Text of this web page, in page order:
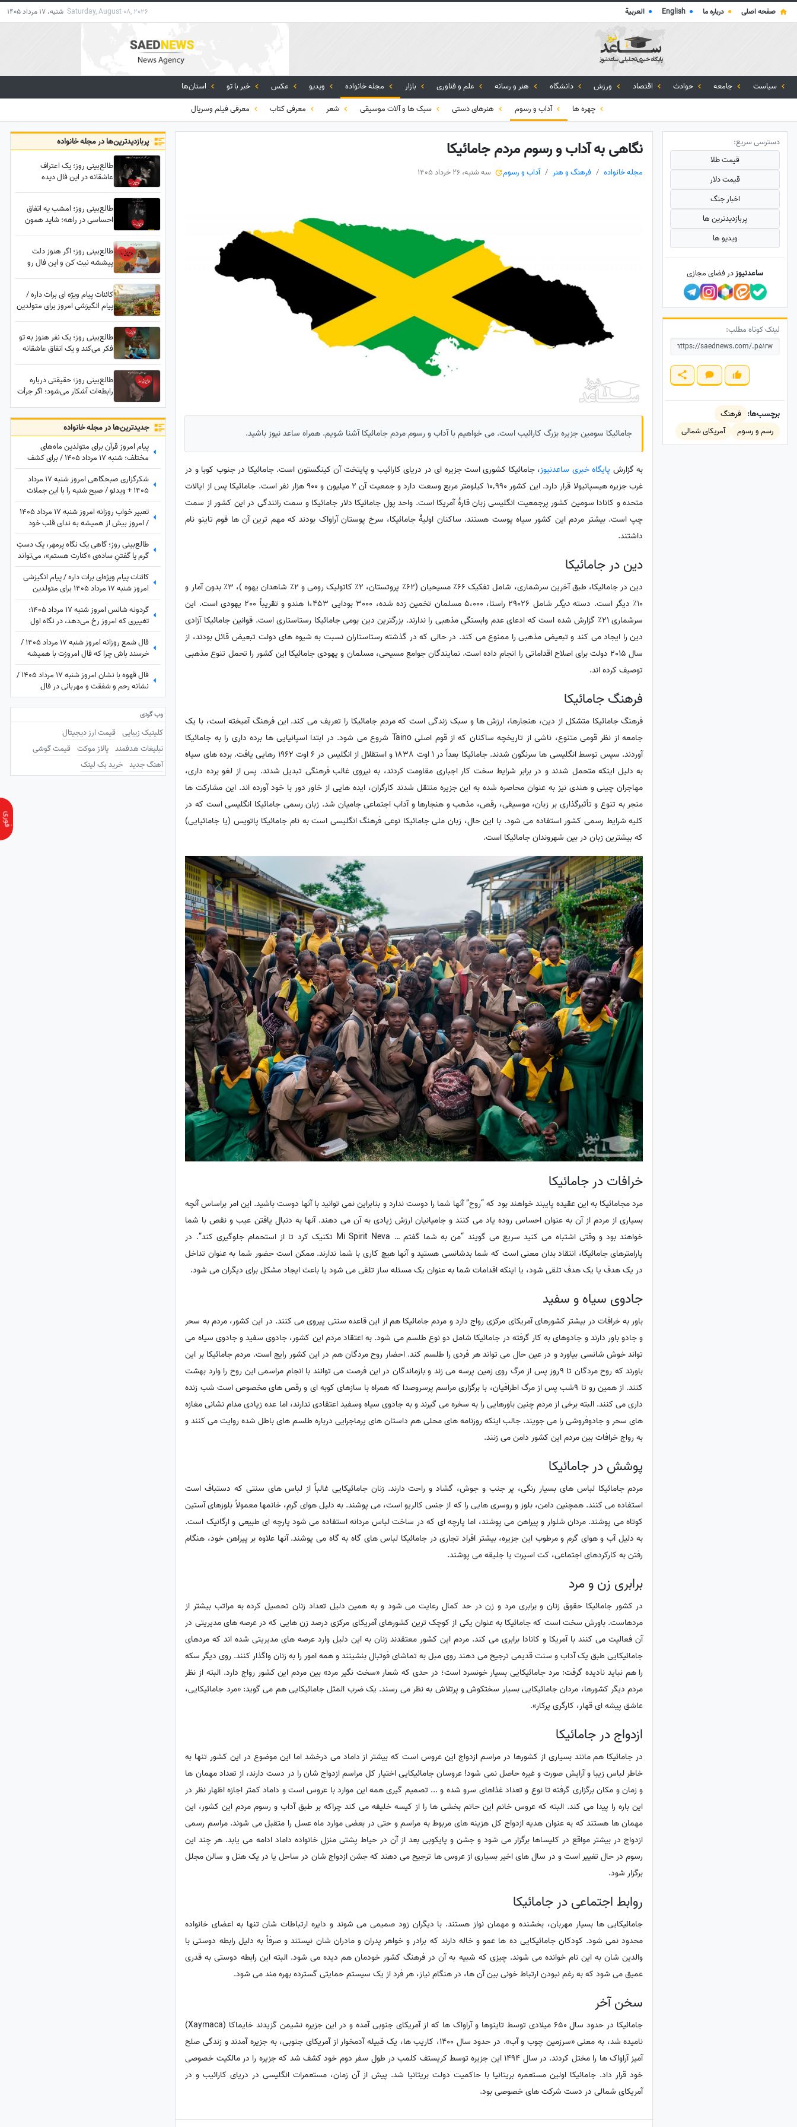
صفحه اصلی ● درباره ما ●
English
● العربية Saturday, August 08, 2026 شنبه، 17 مرداد 1405
سیاست جامعه حوادث اقتصاد ورزش دانشگاه هنر و رسانه علم و فناوری بازار مجله خانواده ویدیو عکس خبر با تو
استان‌ها
چهره ها
آداب و رسوم هنرهای دستی سبک ها و آلات موسیقی شعر معرفی کتاب معرفی فیلم وسریال
نگاهی به آداب و رسوم مردم جامائیکا
مجله خانواده فرهنگ و هنر آداب و رسوم سه شنبه، 26 خرداد 1405
جامائیکا سومین جزیره بزرگ کارائیب است. می خواهیم با آداب و رسوم مردم جامائیکا آشنا شویم. همراه ساعد نیوز باشید.
به گزارش پایگاه خبری ساعدنیوز،‌ جامائیکا کشوری است جزیره ای در دریای کارائیب و پایتخت آن کینگستون است. جامائیکا در جنوب کوبا و در
غرب جزیره هیسپانیولا قرار دارد. این کشور 10٬990 کیلومتر مربع وسعت دارد و جمعیت آن 2 میلیون و 900 هزار نفر است. جامائیکا پس از ایالات
متحده و کانادا سومین کشور پرجمعیت انگلیسی زبان قارهٔ آمریکا است. واحد پول جامائیکا دلار جامائیکا و سمت رانندگی در این کشور از سمت
چپ است. بیشتر مردم این کشور سیاه پوست هستند. ساکنان اولیهٔ جامائیکا، سرخ پوستان آراواک بودند که مهم ترین آن ها قوم تاینو نام
داشتند.
دین در جامائیکا
دین در جامائیکا، طبق آخرین سرشماری، شامل تفکیک 66٪ مسیحیان (62٪ پروتستان، 2٪ کاتولیک رومی و 2٪ شاهدان یهوه )، 3٪ بدون آمار و
10٪ دیگر است. دسته
دیگر
شامل 29026 راستا، 5،000 مسلمان تخمین زده شده، 3000 بودایی 1،453 هندو و تقریباً 200 یهودی است. این
سرشماری 21٪ گزارش شده است که ادعای عدم وابستگی مذهبی را ندارند. بزرگترین دین بومی جامائیکا رستاستاری است. قوانین جامائیکا آزادی
دین را ایجاد می کند و تبعیض مذهبی را ممنوع می کند. در حالی که در گذشته رستاستاران نسبت به شیوه های دولت تبعیض قائل بودند، از
سال 2015 دولت برای اصلاح اقداماتی را انجام داده است. نمایندگان جوامع مسیحی، مسلمان و یهودی جامائیکا این کشور را تحمل تنوع مذهبی
توصیف کرده اند.
فرهنگ جامائیکا
فرهنگ جامائیکا متشکل از دین، ​​هنجارها، ارزش ها و سبک زندگی است که مردم جامائیکا را تعریف می کند. این فرهنگ آمیخته است، با یک
جامعه از نظر قومی متنوع، ناشی از تاریخچه ساکنان که از قوم اصلی Taino شروع می شود. در ابتدا اسپانیایی ها برده داری را به جامائیکا
آوردند. سپس توسط انگلیسی ها سرنگون شدند. جامائیکا بعداً در 1 اوت 1838 و استقلال از انگلیس در 6 اوت 1962 رهایی یافت. برده های سیاه
به دلیل اینکه متحمل شدند و در برابر شرایط سخت کار اجباری مقاومت کردند، به نیروی غالب فرهنگی تبدیل شدند. پس از لغو برده داری،
مهاجران چینی و هندی نیز به عنوان محاصره شده به این جزیره منتقل شدند کارگران، ایده هایی از خاور دور با خود آورده اند. این مشارکت ها
منجر به تنوع و تأثیرگذاری بر زبان، موسیقی، رقص، مذهب و هنجارها و آداب اجتماعی جامیان شد. زبان رسمی جامائیکا انگلیسی است که در
کلیه شرایط رسمی کشور استفاده می شود. با این حال، زبان ملی جامائیکا نوعی فرهنگ انگلیسی است به نام جامائیکا پاتویس (یا جامائیایی)
که بیشترین زبان در بین شهروندان جامائیکا است.
خرافات در جامائیکا
مرد مجامائیکا به این عقیده پایبند خواهند بود که “روح” آنها شما را دوست ندارد و بنابراین نمی توانید با آنها دوست باشید. این امر براساس آنچه
بسیاری از مردم از آن به عنوان احساس روده یاد می کنند و جامیانیان ارزش زیادی به آن می دهند. آنها به دنبال یافتن عیب و نقص با شما
خواهند بود و وقتی اشتباه می کنید سریع می گویند “من به شما گفتم … Mi Spirit Neva تکنیک کرد تا از استحمام جلوگیری کند”. در
پارامترهای جامائیکا، انتقاد بدان معنی است که شما بدشانسی هستید و آنها هیچ کاری با شما ندارند. ممکن است حضور شما به عنوان تداخل
در یک هدف یا یک هدف تلقی شود، یا اینکه اقدامات شما به عنوان یک مسئله ساز تلقی می شود یا باعث ایجاد مشکل برای دیگران می شود.
جادوی سیاه و سفید
باور به خرافات در بیشتر کشورهای آمریکای مرکزی رواج دارد و مردم جامائیکا هم از این قاعده سنتی پیروی می کنند. در این کشور، مردم به سحر
و جادو باور دارند و جادوهای به کار گرفته در جامائیکا شامل دو نوع طلسم می شود. به اعتقاد مردم این کشور، جادوی سفید و جادوی سیاه می
تواند خوش شانسی بیاورد و در عین حال می تواند هر فردی را طلسم کند. احضار روح مردگان هم در این کشور رایج است. مردم جامائیکا بر این
باورند که روح مردگان تا 9روز پس از مرگ روی زمین پرسه می زند و بازماندگان در این فرصت می توانند با انجام مراسمی این روح را وارد بهشت
کنند. از همین رو تا 9شب پس از مرگ اطرافیان، با برگزاری مراسم پرسروصدا که همراه با سازهای کوبه ای و رقص های مخصوص است شب زنده
داری می کنند. البته برخی از مردم چنین باورهایی را به سخره می گیرند و به جادوی سیاه وسفید اعتقادی ندارند، اما عده زیادی مدام نشانی مغازه
های سحر و جادوفروشی را می جویند. جالب اینکه روزنامه های محلی هم داستان های پرماجرایی درباره طلسم های باطل شده روایت می کنند و
به رواج خرافات بین مردم این کشور دامن می زنند.
پوشش در جامائیکا
مردم جامائیکا لباس های بسیار رنگی، پر جنب و جوش، گشاد و راحت دارند. زنان جامائیکایی غالباً از لباس های سنتی که دستباف است
استفاده می کنند. همچنین دامن، بلوز و روسری هایی را که از جنس کالریو است، می پوشند. به دلیل هوای گرم، خانمها معمولاً بلوزهای آستین
کوتاه می پوشند. مردان شلوار و پیراهن می پوشند، اما پارچه ای که در ساخت لباس مردانه استفاده می شود پارچه ای طبیعی و ارگانیک است.
به دلیل آب و هوای گرم و مرطوب این جزیره، بیشتر افراد تجاری در جامائیکا لباس های گاه به گاه می پوشند. آنها علاوه بر پیراهن خود، هنگام
رفتن به کارکردهای اجتماعی، کت اسپرت یا جلیقه می پوشند.
برابری زن و مرد
در کشور جامائیکا حقوق زنان و برابری مرد و زن در حد کمال رعایت می شود و به همین دلیل تعداد زنان تحصیل کرده به مراتب بیشتر از
مردهاست. باورش سخت است که جامائیکا به عنوان یکی از کوچک ترین کشورهای آمریکای مرکزی درصد زن هایی که در عرصه های مدیریتی در
آن فعالیت می کنند با آمریکا و کانادا برابری می کند. مردم این کشور معتقدند زنان به این دلیل وارد عرصه های مدیریتی شده اند که مردهای
جامائیکایی طبق یک آداب و سنت قدیمی ترجیح می دهند روی مبل به تماشای فوتبال بنشینند و همه امور را به زنان واگذار کنند. روی دیگر سکه
را هم نباید نادیده گرفت: مرد جامائیکایی بسیار خونسرد است؛ در حدی که شعار «سخت نگیر مرد» بین مردم این کشور رواج دارد. البته از نظر
مردم دیگر کشورها، مردان جامائیکایی بسیار سختکوش و پرتلاش به نظر می رسند. یک ضرب المثل جامائیکایی هم می گوید: «مرد جامائیکایی،
عاشق پیشه ای قهار، کارگری پرکار».
ازدواج در جامائیکا
در جامائیکا هم مانند بسیاری از کشورها در مراسم ازدواج این عروس است که بیشتر از داماد می درخشد اما این موضوع در این کشور تنها به
خاطر لباس زیبا و آرایش صورت و غیره حاصل نمی شود! عروسان جامائیکایی اختیار کل مراسم ازدواج شان را در دست دارند، از تعداد مهمان ها
و زمان و مکان برگزاری گرفته تا نوع و تعداد غذاهای سرو شده و ... تصمیم گیری همه این موارد با عروس است و داماد کمتر اجازه اظهار نظر در
این باره را پیدا می کند. البته که عروس خانم این حاتم بخشی ها را از کیسه خلیفه می کند چراکه بر طبق آداب و رسوم مردم این کشور، این
مهمان ها هستند که به عنوان هدیه ازدواج کل هزینه های مربوط به مراسم و حتی در بعضی موارد ماه عسل را متقبل می شوند. مراسم رسمی
ازدواج در بیشتر مواقع در کلیساها برگزار می شود و جشن و پایکوبی بعد از آن در حیاط پشتی منزل خانواده داماد ادامه می یابد. هر چند این
رسوم در حال تغییر است و در سال های اخیر بسیاری از عروس ها ترجیح می دهند که جشن ازدواج شان در ساحل یا در یک هتل و سالن مجلل
برگزار شود.
روابط اجتماعی در جامائیکا
جامائیکایی ها بسیار مهربان، بخشنده و مهمان نواز هستند. با دیگران زود صمیمی می شوند و دایره ارتباطات شان تنها به اعضای خانواده
محدود نمی شود. کودکان جامائیکایی ده ها عمو و خاله دارند که برادر و خواهر پدران و مادران شان نیستند و صرفاً به دلیل رابطه دوستی با
والدین شان به این نام خوانده می شوند. چیزی که شبیه به آن در فرهنگ کشور خودمان هم دیده می شود. البته این رابطه دوستی به قدری
عمیق می شود که به رغم نبودن ارتباط خونی بین آن ها، در هنگام نیاز، هر فرد از یک سیستم حمایتی گسترده بهره مند می شود.
سخن آخر
جامائیکا در حدود سال 650 میلادی توسط تاینوها و آراواک ها که از آمریکای جنوبی آمده و در این جزیره نشیمن گزیدند خایماکا (Xaymaca)
نامیده شد، به معنی «سرزمین چوب و آب». در حدود سال 1400، کاریب ها، یک قبیله آدمخوار از آمریکای جنوبی، به جزیره آمدند و زندگی صلح
آمیز آراواک ها را مختل کردند. در سال 1494 این جزیره توسط کریستف کلمب در طول سفر دوم خود کشف شد که جزیره را در مالکیت خصوصی
خود قرار داد. جامائیکا اولین مستعمره بریتانیا با حاکمیت دولت بریتانیا شد. پیش از آن زمان، مستعمرات انگلیسی در دریای کارائیب و در
آمریکای شمالی در دست شرکت های خصوصی بود.
پربازدید‌ترین‌ها در مجله خانواده
طالع‌بینی روز؛ یک اعتراف
عاشقانه در این فال دیده
گفتنش پیدا نکرده...
طالع‌بینی روز؛ امشب یه اتفاق
احساسی در راهه؛ شاید همون
پیش تو جا مونده
طالع‌بینی روز؛ اگر هنوز دلت
پیششه نیت کن و این فال رو
داره اینجاست❤ / سه‌شنبه 6
مرداد 1405
کائنات پیام ویژه ای برات داره /
پیام انگیزشی امروز برای متولدین
شروع یک روز عالی / پیام
انگیزشی امروز جمعه 9 مرداد
1405 + ویدئو
طالع‌بینی روز؛ یک نفر هنوز به تو
فکر می‌کند و یک اتفاق عاشقانه
طالع‌بینی روز؛ حقیقتی درباره
رابطه‌ات آشکار می‌شود؛ اگر جرأت
پاسخی باشد که دنبالش بودی
جدید‌ترین‌ها در مجله خانواده
پیام امروز قرآن برای متولدین ماه‌های
مختلف؛ شنبه 17 مرداد 1405 / برای کشف
آرامش و خوشبختی به آغوش خدا برویم
شکرگزاری صبحگاهی امروز شنبه 17 مرداد
1405 + ویدئو / صبح شنبه را با این جملات
شکرگزاری آغاز کن؛ شاید امروز بهترین خبر در
انتظارت باشد
تعبیر خواب روزانه امروز شنبه 17 مرداد 1405
/ امروز بیش از همیشه به ندای قلب خود
توجه کنید؛ پاسخ بسیاری از تردیدها را خواهید
یافت
طالع‌بینی روز؛ گاهی یک نگاه پرمهر، یک دستِ
گرم یا گفتنِ ساده‌ی «کنارت هستم»، می‌تواند
قلبی را برای همیشه آرام کند ... / شنبه 17
مرداد 1405
کائنات پیام ویژه‌ای برات داره / پیام انگیزشی
امروز شنبه 17 مرداد 1405 برای متولدین
فروردین تا اسفند: امروز با حفظ تمرکز و
پشتکار، یک گام دیگر به خواسته‌هایتان نزدیک
می‌شوید + ویدئو
گردونه شانس امروز شنبه 17 مرداد 1405؛
تغییری که امروز رخ می‌دهد، در نگاه اول
غیرمنتظره است اما ...
فال شمع روزانه امروز شنبه 17 مرداد 1405 /
خرسند باش چرا که فال امروزت با همیشه
فرق داره، تغییر بزرگی در راهه، ثروت، عشق یا
سفر
فال قهوه با نشان امروز شنبه 17 مرداد 1405 /
نشانه رحم و شفقت و مهربانی در فال
شماست، غافل نشوید؛ از دوستان ناباب
بپرهیزیدوب گردی
کلینیک زیبایی قیمت ارز دیجیتال
تبلیغات هدفمند پالاز موکت قیمت گوشی
آهنگ جدید خرید بک لینک
دسترسی سریع:
قیمت طلا
قیمت دلار
اخبار جنگ
پربازدید‌ترین ها
ویدیو ها
ساعدنیوزدر فضای مجازی
لینک کوتاه مطلب:
برچسب‌ها: فرهنگ
رسم و رسوم
آمریکای شمالی